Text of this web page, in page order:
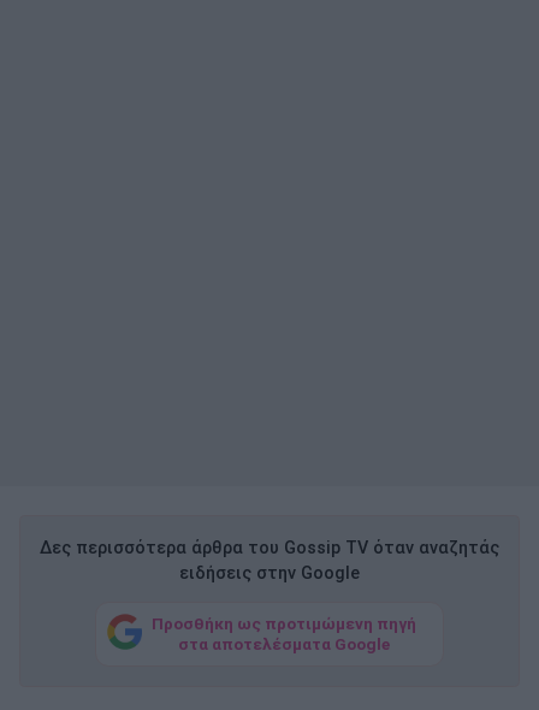
Δες περισσότερα άρθρα του Gossip TV όταν αναζητάς
ειδήσεις στην Google
Προσθήκη ως προτιμώμενη πηγή
στα αποτελέσματα Google